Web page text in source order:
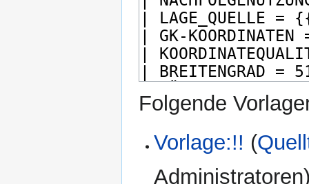
Folgende
Vorlage:!! (